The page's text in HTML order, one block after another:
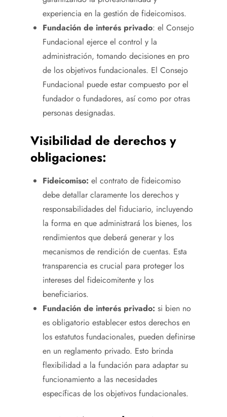
experiencia en la gestión de fideicomisos.
Fundación de interés privado: el Consejo
Fundacional ejerce el control y la
administración, tomando decisiones en pro
de los objetivos fundacionales. El Consejo
Fundacional puede estar compuesto por el
fundador o fundadores, así como por otras
personas designadas.
Visibilidad de derechos y
obligaciones:
Fideicomiso: el contrato de fideicomiso
debe detallar claramente los derechos y
responsabilidades del fiduciario, incluyendo
la forma en que administrará los bienes, los
rendimientos que deberá generar y los
mecanismos de rendición de cuentas. Esta
transparencia es crucial para proteger los
intereses del fideicomitente y los
beneficiarios.
Fundación de interés privado: si bien no
es obligatorio establecer estos derechos en
los estatutos fundacionales, pueden definirse
en un reglamento privado. Esto brinda
flexibilidad a la fundación para adaptar su
funcionamiento a las necesidades
específicas de los objetivos fundacionales.